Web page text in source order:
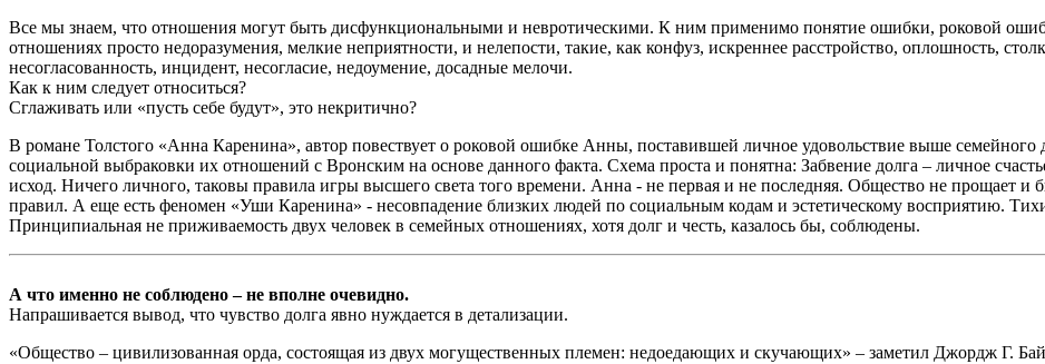
Все мы знаем, что отношения могут быть дисфункциональными и невротическими. К ним применимо понятие ошибки, роковой
отношениях просто недоразумения, мелкие неприятности, и нелепости, такие, как конфуз, искреннее расстройство, оплошность,
несогласованность, инцидент, несогласие, недоумение, досадные мелочи.
Как к ним следует относиться?
Сглаживать или «пусть себе будут», это некритично?
В романе Толстого «Анна Каренина», автор повествует о роковой ошибке Анны, поставившей личное удовольствие выше
социальной выбраковки их отношений с Вронским на основе данного факта. Схема проста и понятна: Забвение долга – личное
исход. Ничего личного, таковы правила игры высшего света того времени. Анна - не первая и не последняя. Общество не прощает
правил. А еще есть феномен «Уши Каренина» - несовпадение близких людей по социальным кодам и эстетическому восприятию.
Принципиальная не приживаемость двух человек в семейных отношениях, хотя долг и честь, казалось бы, соблюдены.
А что именно не соблюдено – не вполне очевидно.
Напрашивается вывод, что чувство долга явно нуждается в детализации.
«Общество – цивилизованная орда, состоящая из двух могущественных племен: недоедающих и скучающих» – заметил Джордж Г.